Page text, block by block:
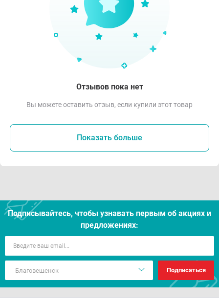
Отзывов пока нет
Вы можете оставить отзыв, если купили этот товар
Показать больше
Подписывайтесь, чтобы узнавать первым об акцияx и
предложениях:
Подписаться